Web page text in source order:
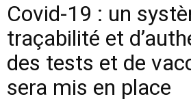
Covid-19 : un
traçabilité et
des tests et de
sera mis en place